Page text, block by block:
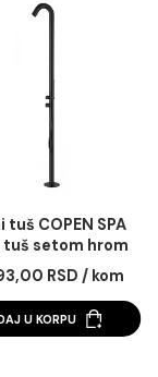
ružom tuša hrom
RSD /